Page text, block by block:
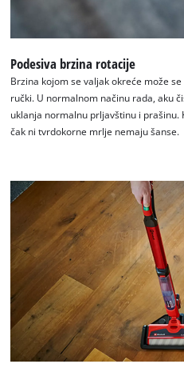
We need
This content
to trackers
visitor. The
the site with
to the list
Powered
Podesiva brzina rotacije
Brzina kojom se valjak okreće može
ručki. U normalnom načinu rada, aku
uklanja normalnu prljavštinu i prašinu.
čak ni tvrdokorne mrlje nemaju šanse.